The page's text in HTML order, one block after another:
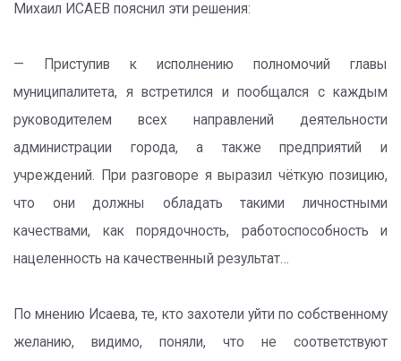
Михаил ИСАЕВ пояснил эти решения:
— Приступив к исполнению полномочий главы
муниципалитета, я встретился и пообщался с каждым
руководителем всех направлений деятельности
администрации города, а также предприятий и
учреждений. При разговоре я выразил чёткую позицию,
что они должны обладать такими личностными
качествами, как порядочность, работоспособность и
нацеленность на качественный результат…
По мнению Исаева, те, кто захотели уйти по собственному
желанию, видимо, поняли, что не соответствуют